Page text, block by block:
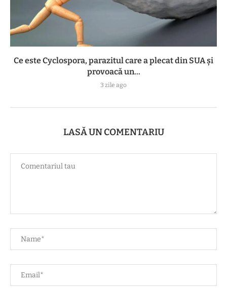
Ce este Cyclospora, parazitul care a plecat din SUA și
provoacă un...
3 zile ago
LASĂ UN COMENTARIU